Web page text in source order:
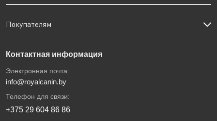
Покупателям
Контактная информация
Электронная почта:
info@royalcanin.by
Телефон для связи:
+375 29 604 86 86